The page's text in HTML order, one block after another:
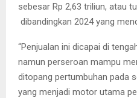
sebesar Rp 2,63 triliun, atau
dibandingkan 2024 yang
“Penjualan ini dicapai di
namun perseroan mampu
ditopang pertumbuhan pada
yang menjadi motor utama